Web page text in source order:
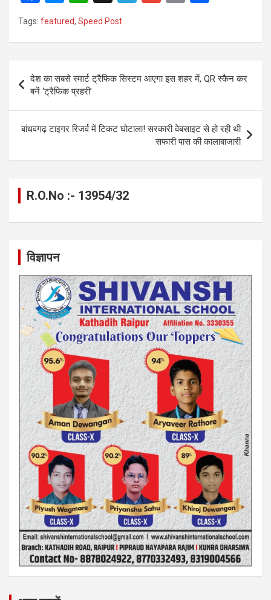
a
ce
o
o
k
es
se
g
er
at
A
p
p
a
n
k
Tags: featured, Speed ​​Post
Post
navigation
देश का सबसे स्मार्ट ट्रैफिक सिस्टम आएगा इस शहर में, QR स्कैन कर
बनें ‘ट्रैफिक प्रहरी’
बांधवगढ़ टाइगर रिजर्व में टिकट घोटाला! सरकारी वेबसाइट से हो रही थी
सफारी पास की कालाबाजारी
R.O.No :- 13954/32
विज्ञापन